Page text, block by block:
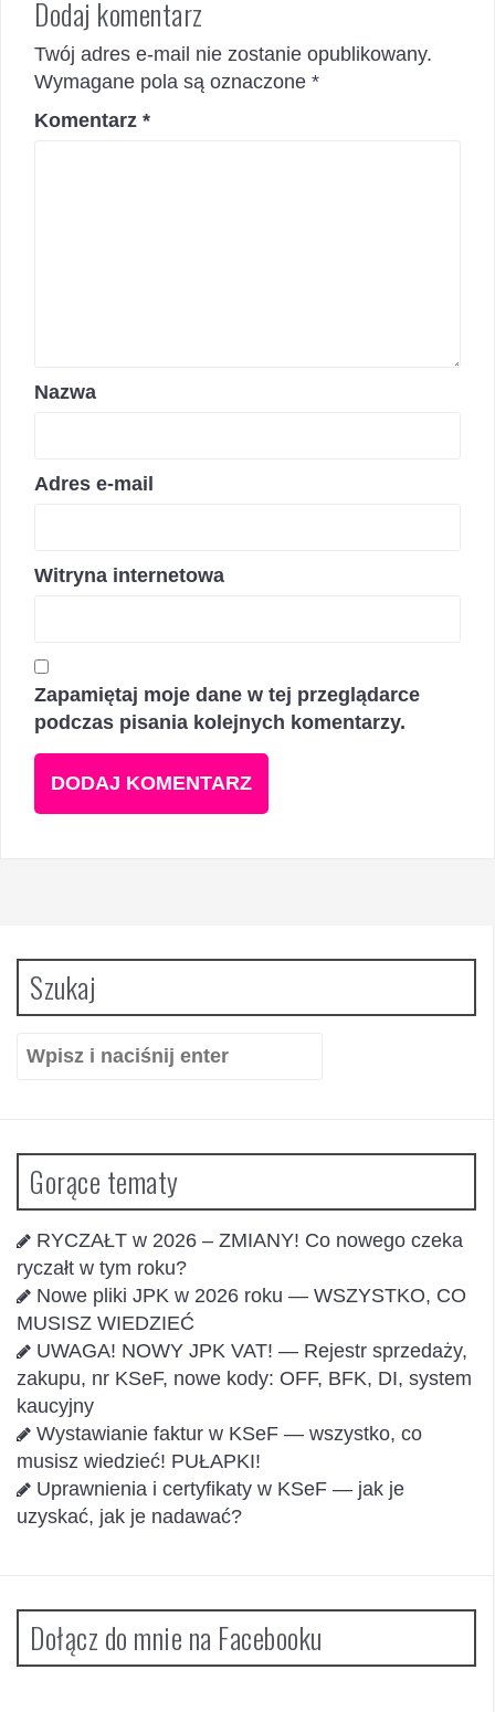
Dodaj komentarz
Twój adres e-mail nie zostanie opublikowany.
Wymagane pola są oznaczone *
Komentarz *
Nazwa
Adres e-mail
Witryna internetowa
Zapamiętaj moje dane w tej przeglądarce
podczas pisania kolejnych komentarzy.
Szukaj
Szukaj:
Gorące tematy
RYCZAŁT w 2026 – ZMIANY! Co nowego czeka
ryczałt w tym roku?
Nowe pliki JPK w 2026 roku — WSZYSTKO, CO
MUSISZ WIEDZIEĆ
UWAGA! NOWY JPK VAT! — Rejestr sprzedaży,
zakupu, nr KSeF, nowe kody: OFF, BFK, DI, system
kaucyjny
Wystawianie faktur w KSeF — wszystko, co
musisz wiedzieć! PUŁAPKI!
Uprawnienia i certyfikaty w KSeF — jak je
uzyskać, jak je nadawać?
Dołącz do mnie na Facebooku